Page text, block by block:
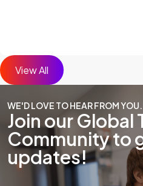
View All
WE'D LOVE TO HEAR FROM YOU.
Join our Global
Community to
updates!